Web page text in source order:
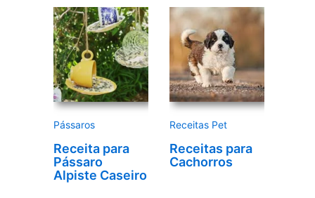
d
e
v
í
d
e
Pássaros
Receita para
Pássaro
Alpiste Caseiro
Receitas Pet
Receitas para
Cachorros